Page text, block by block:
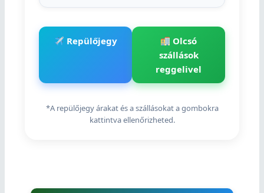
Repülőjegy
Olcsó
szállások
reggelivel
*A repülőjegy árakat és a szállásokat a gombokra
kattintva ellenőrizheted.